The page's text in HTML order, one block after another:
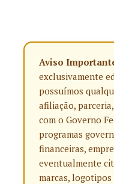
Aviso
exclusivamente
possuímos
afiliação,
com o Governo
programas
financeiras,
eventualmente
marcas,